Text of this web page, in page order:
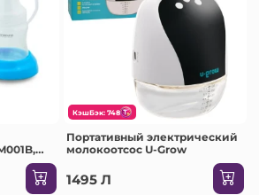
5
КэшБэк: 748
Портативный электрический
молокоотсос U-Grow
1495 Л